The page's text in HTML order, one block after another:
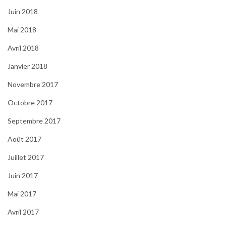
Juin 2018
Mai 2018
Avril 2018
Janvier 2018
Novembre 2017
Octobre 2017
Septembre 2017
Août 2017
Juillet 2017
Juin 2017
Mai 2017
Avril 2017